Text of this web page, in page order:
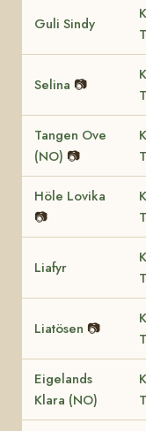
Guli Sindy
Selina 📷
Tangen Ove
(NO) 📷
Höle Lovika
📷
Liafyr
Liatösen 📷
Eigelands
Klara (NO)